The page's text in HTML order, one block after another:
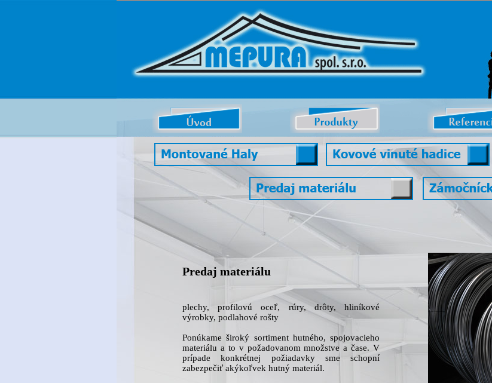
Predaj materiálu
plechy, profilovú oceľ, rúry, drôty, hliníkové
výrobky, podlahové rošty
Ponúkame široký sortiment hutného, spojovacieho
materiálu a to v požadovanom množstve a čase. V
prípade konkrétnej požiadavky sme schopní
zabezpečiť akýkoľvek hutný materiál.